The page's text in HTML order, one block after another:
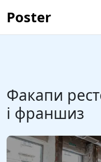
Poster
Факапи
і франшиз